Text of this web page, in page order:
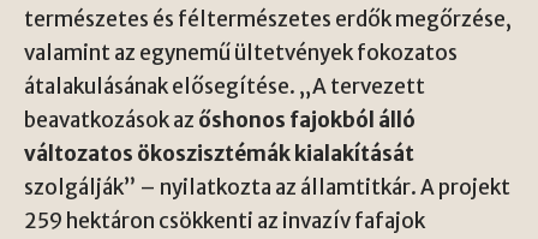
természetes és féltermészetes erdők megőrzése,
valamint az egynemű ültetvények fokozatos
átalakulásának elősegítése. „A tervezett
beavatkozások az őshonos fajokból álló
változatos ökoszisztémák kialakítását
szolgálják” – nyilatkozta az államtitkár. A projekt
259 hektáron csökkenti az invazív fafajok